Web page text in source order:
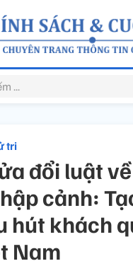
tri
đổi luật
cảnh:
hút khách
Nam